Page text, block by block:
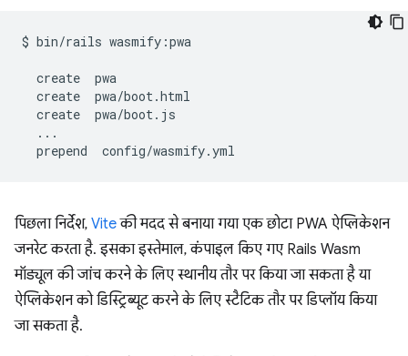
$ bin/rails wasmify:pwa
create
create
create
prepend
पिछला निर्देश, Viteकी मदद से बनाया गया एक छोटा PWA ऐप्लिकेशन
जनरेट करता है. इसका इस्तेमाल, कंपाइल किए गए Rails Wasm
मॉड्यूल की जांच करने के लिए स्थानीय तौर पर किया जा सकता है या
ऐप्लिकेशन को डिस्ट्रिब्यूट करने के लिए स्टैटिक तौर पर डिप्लॉय किया
जा सकता है.